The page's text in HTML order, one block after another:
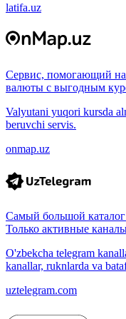
latifa.uz
Сервис, помогающий
валюты с выгодным
Valyutani yuqori kursda
beruvchi servis.
onmap.uz
Самый большой каталог
Только активные
O'zbekcha telegram
kanallar, ruknlarda va
uztelegram.com